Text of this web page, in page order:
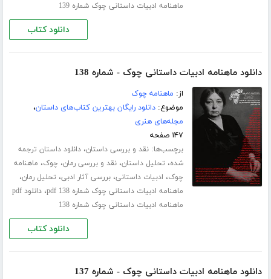
ماهنامه ادبیات داستانی چوک شماره 139
دانلود کتاب
دانلود ماهنامه ادبیات داستانی چوک - شماره 138
از: ماهنامه چوک
موضوع:دانلود رایگان بهترین کتاب‌های داستان،
مجله‌های هنری
۱۴۷ صفحه
برچسب‌ها:نقد و بررسی داستان،دانلود داستان ترجمه
شده، تحلیل داستان،نقد و بررسی رمان، چوک، ماهنامه
چوک، ادبیات داستانی،بررسی آثار ادبی، تحلیل رمان،
ماهنامه ادبیات داستانی چوک شماره 138 pdf ،
دانلود pdf
ماهنامه ادبیات داستانی چوک شماره 138
دانلود کتاب
دانلود ماهنامه ادبیات داستانی چوک - شماره 137